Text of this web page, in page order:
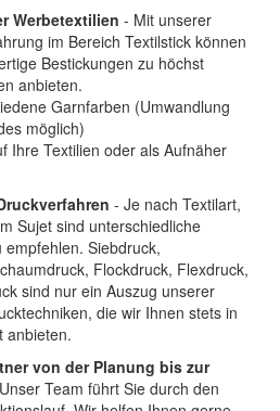
Werbetextilien - Mit unserer
im Bereich Textilstick können
Bestickungen zu höchst
anbieten.
Garnfarben (Umwandlung
möglich)
Ihre Textilien oder als Aufnäher
- Je nach Textilart,
Sujet sind unterschiedliche
empfehlen. Siebdruck,
Flockdruck, Flexdruck,
sind nur ein Auszug unserer
die wir Ihnen stets in
anbieten.
von der Planung bis zur
Unser Team führt Sie durch den